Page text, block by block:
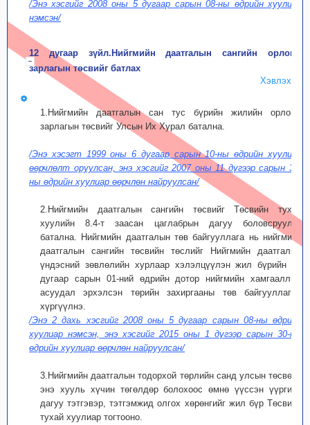
/Энэ хэсгийг 2008 оны 5 дугаар сарын 08-ны өдрийн хуулиар
нэмсэн/
12 дугаар зүйл.Нийгмийн даатгалын сангийн орлого,
зарлагын төсвийг батлах
Хэвлэх
1.Нийгмийн даатгалын сан тус бүрийн жилийн орлого,
зарлагын төсвийг Улсын Их Хурал батална.
/Энэ хэсэгт 1999 оны 6 дугаар сарын 10-ны өдрийн хуулиар
өөрчлөлт оруулсан, энэ хэсгийг 2007 оны 11 дүгээр сарын 30-
ны өдрийн хуулиар өөрчлөн найруулсан/
2.Нийгмийн даатгалын сангийн төсвийг Төсвийн тухай
хуулийн 8.4-т заасан цаглабрын дагуу боловсруулж,
батална. Нийгмийн даатгалын төв байгууллага нь нийгмийн
даатгалын сангийн төсвийн төслийг Нийгмийн даатгалын
үндэсний зөвлөлийн хурлаар хэлэлцүүлэн жил бүрийн 08
дугаар сарын 01-ний өдрийн дотор нийгмийн хамгааллын
асуудал эрхэлсэн төрийн захиргааны төв байгууллагад
хүргүүлнэ.
/Энэ 2 дахь хэсгийг 2008 оны 5 дугаар сарын 08-ны өдрийн
хуулиар нэмсэн, энэ хэсгийг 2015 оны 1 дүгээр сарын 30-ны
өдрийн хуулиар өөрчлөн найруулсан/
3.Нийгмийн даатгалын тодорхой төрлийн санд улсын төсвөөс
энэ хууль хүчин төгөлдөр болохоос өмнө үүссэн үүргийн
дагуу тэтгэвэр, тэтгэмжид олгох хөрөнгийг жил бүр Төсвийн
тухай хуулиар тогтооно.